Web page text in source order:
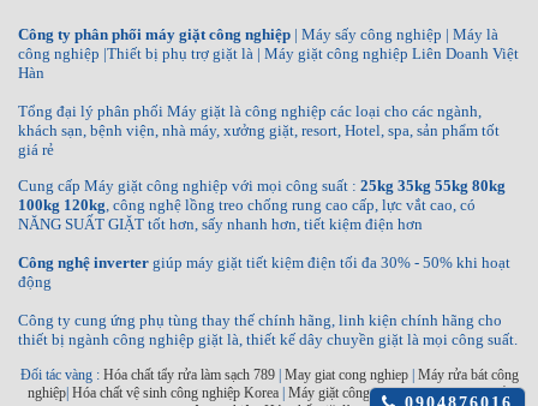
Click
Công ty phân phối máy giặt công nghiệp | Máy sấy công nghiệp | Máy là
công nghiệp |Thiết bị phụ trợ giặt là | Máy giặt công nghiệp Liên Doanh Việt
Hàn
Tổng đại lý phân phối Máy giặt là công nghiệp các loại cho các ngành,
khách sạn, bệnh viện, nhà máy, xưởng giặt, resort, Hotel, spa, sản phẩm tốt
giá rẻ
Cung cấp Máy giặt công nghiệp với mọi công suất : 25kg 35kg 55kg 80kg
100kg 120kg , công nghệ lồng treo chống rung cao cấp, lực vắt cao, có
NĂNG SUẤT GIẶT tốt hơn, sấy nhanh hơn, tiết kiệm điện hơn
Công nghệ inverter giúp máy giặt tiết kiệm điện tối đa 30% - 50% khi hoạt
động
Công ty cung ứng phụ tùng thay thế chính hãng, linh kiện chính hãng cho
thiết bị ngành công nghiệp giặt là, thiết kế dây chuyền giặt là mọi công suất.
Đối tác vàng : Hóa chất tẩy rửa làm sạch 789| May giat cong nghiep| Máy rửa bát công
nghiệp| Hóa chất vệ sinh công nghiệp Korea| Máy giặt công nghiệp INKO|Máy sấy